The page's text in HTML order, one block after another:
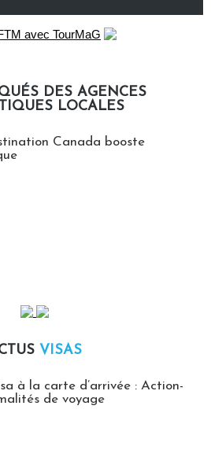
DES AGENCES
LOCALES
Canada booste
VISAS
à la carte d’arrivée : Action-
de voyage